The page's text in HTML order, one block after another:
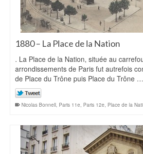
1880 – La Place de la Nation
. La Place de la Nation, située au
arrondissements de Paris fut autrefois
de Place du Trône puis Place du Trône …
Nicolas Bonnell, Paris 11e, Paris 12e, Place de la